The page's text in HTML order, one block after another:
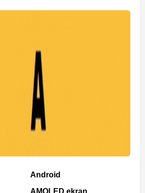
Android
AMOLED ekran